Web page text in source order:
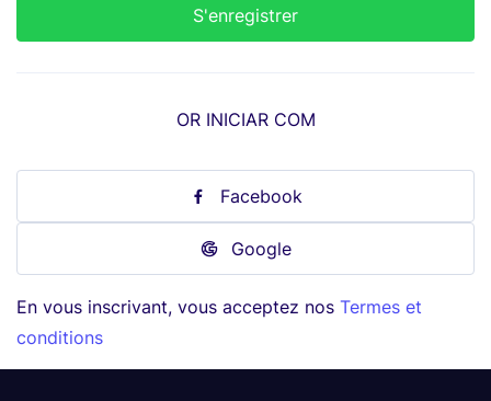
OR INICIAR COM
Facebook
Google
En vous inscrivant, vous acceptez nos Termes et
conditions